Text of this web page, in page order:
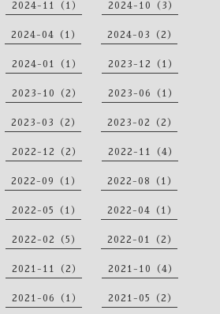
2024-11（1） 2024-10（3）
2024-04（1） 2024-03（2）
2024-01（1） 2023-12（1）
2023-10（2） 2023-06（1）
2023-03（2） 2023-02（2）
2022-12（2） 2022-11（4）
2022-09（1） 2022-08（1）
2022-05（1） 2022-04（1）
2022-02（5） 2022-01（2）
2021-11（2） 2021-10（4）
2021-06（1） 2021-05（2）